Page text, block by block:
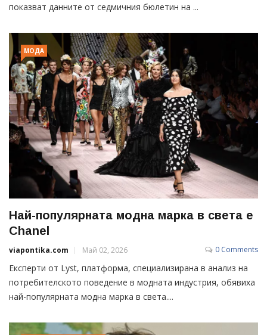
показват данните от седмичния бюлетин на ...
МОДА
Най-популярната модна марка в света е
Chanel
viapontika.com Май 02, 2026 0 Comments
Експерти от Lyst, платформа, специализирана в анализ на
потребителското поведение в модната индустрия, обявиха
най-популярната модна марка в света....